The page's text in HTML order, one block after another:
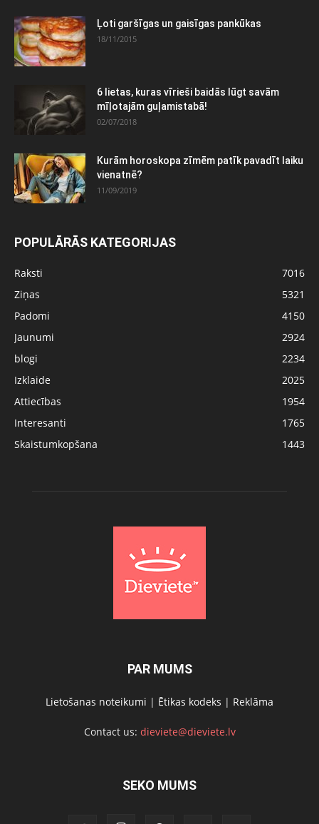
Ļoti garšīgas un gaisīgas pankūkas
18/11/2015
6 lietas, kuras vīrieši baidās lūgt savām
mīļotajām guļamistabā!
02/07/2018
Kurām horoskopa zīmēm patīk pavadīt laiku
vienatnē?
11/09/2019
POPULĀRĀS KATEGORIJAS
Raksti
7016
Ziņas
5321
Padomi
4150
Jaunumi
2924
blogi
2234
Izklaide
2025
Attiecības
1954
Interesanti
1765
Skaistumkopšana
1443
PAR MUMS
Lietošanas noteikumi | Ētikas kodeks | Reklāma
Contact us: dieviete@dieviete.lv
SEKO MUMS